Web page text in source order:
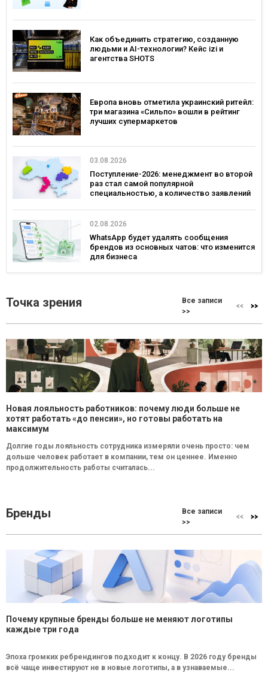
Как объединить стратегию, созданную
людьми и AI-технологии? Кейс izi и
агентства SHOTS
Европа вновь отметила украинский ритейл:
три магазина «Сильпо» вошли в рейтинг
лучших супермаркетов
03.08.2026
Поступление-2026: менеджмент во второй
раз стал самой популярной
специальностью, а количество заявлений
02.08.2026
WhatsApp будет удалять сообщения
брендов из основных чатов: что изменится
для бизнеса
Точка зрения
Все записи
>>
Новая лояльность работников: почему люди больше не
хотят работать «до пенсии», но готовы работать на
максимум
Долгие годы лояльность сотрудника измеряли очень просто: чем
дольше человек работает в компании, тем он ценнее. Именно
продолжительность работы считалась...
Бренды
Все записи
>>
Почему крупные бренды больше не меняют логотипы
каждые три года
Эпоха громких ребрендингов подходит к концу. В 2026 году бренды
всё чаще инвестируют не в новые логотипы, а в узнаваемые...